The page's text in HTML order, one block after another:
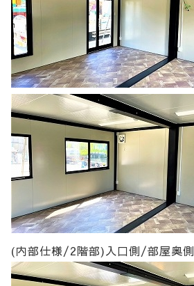
(内部仕様/2階部)入口側/部屋奥側